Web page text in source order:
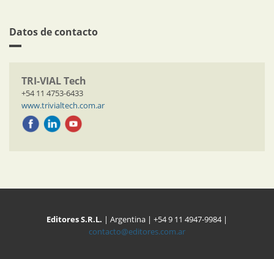
Datos de contacto
TRI-VIAL Tech
+54 11 4753-6433
www.trivialtech.com.ar
Editores S.R.L. | Argentina | +54 9 11 4947-9984 |
contacto@editores.com.ar